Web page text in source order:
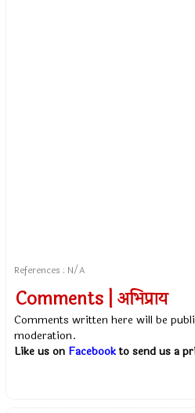
References : N/A
Comments | अभिप्राय
Comments written here will be
moderation.
Like us on Facebookto send us a